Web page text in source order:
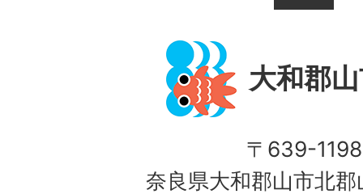
大和郡
〒639-1198
奈良県大和郡山市北